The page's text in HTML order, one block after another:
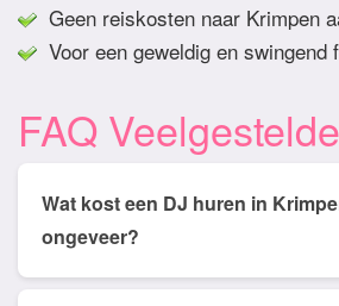
Geen reiskosten naar Krimpen
Voor een geweldig en swingend
FAQ
Wat kost een DJ huren in Krimpen aan de lek
ongeveer?